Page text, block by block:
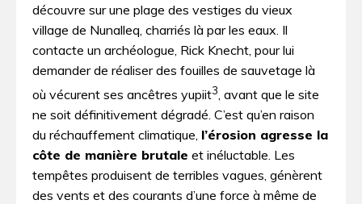
découvre sur une plage des vestiges du vieux
village de Nunalleq, charriés là par les eaux. Il
contacte un archéologue, Rick Knecht, pour lui
demander de réaliser des fouilles de sauvetage là
où vécurent ses ancêtres yupiit3 , avant que le site
ne soit définitivement dégradé. C’est qu’en raison
du réchauffement climatique, l’érosion agresse la
côte de manière brutale et inéluctable. Les
tempêtes produisent de terribles vagues, génèrent
des vents et des courants d’une force à même de